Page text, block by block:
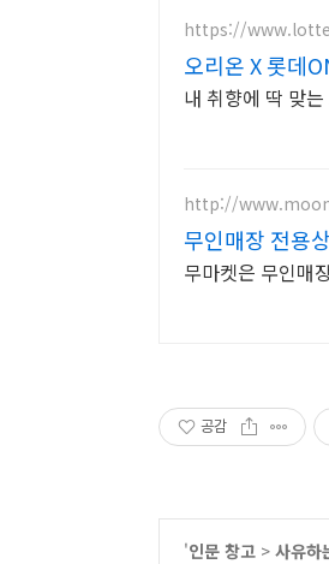
https://
오리온 X 롯데
내 취향에 딱 맞
http://
무인매장 전용
무마켓은 무인매
공감
'인문 창고 > 사유하